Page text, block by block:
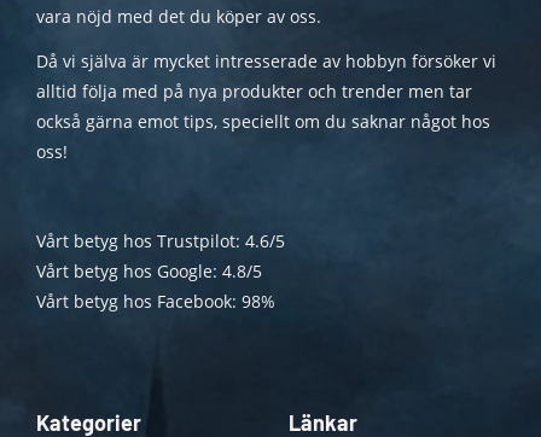
vara nöjd med det du köper av oss.
Då vi själva är mycket intresserade av hobbyn försöker vi
alltid följa med på nya produkter och trender men tar
också gärna emot tips, speciellt om du saknar något hos
oss!
Vårt betyg hos Trustpilot: 4.6/5
Vårt betyg hos Google: 4.8/5
Vårt betyg hos Facebook: 98%
Kategorier Länkar